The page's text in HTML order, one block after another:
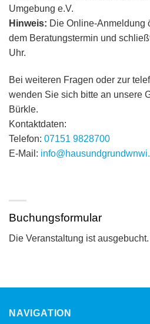
Umgebung e.V.
Hinweis: Die Online-Anmeldung
dem Beratungstermin und
Uhr.
Bei weiteren Fragen oder zur
wenden Sie sich bitte an unsere
Bürkle.
Kontaktdaten:
Telefon: 07151 9828700
E-Mail:
Buchungsformular
Die Veranstaltung ist ausgebucht.
NAVIGATION